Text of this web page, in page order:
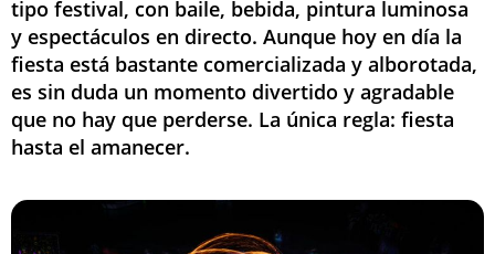
tipo festival, con baile, bebida, pintura luminosa
y espectáculos en directo. Aunque hoy en día la
fiesta está bastante comercializada y alborotada,
es sin duda un momento divertido y agradable
que no hay que perderse. La única regla: fiesta
hasta el amanecer.